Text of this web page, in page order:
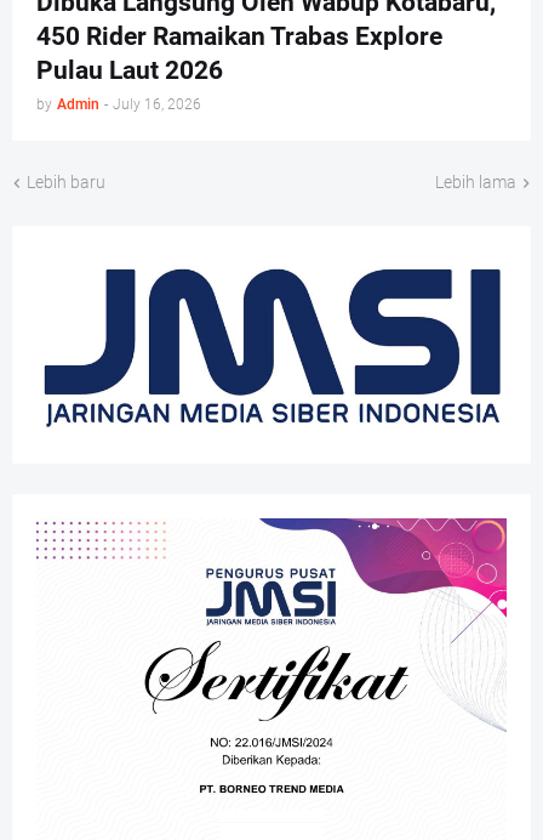
450 Rider Ramaikan Trabas Explore
Pulau Laut 2026
by Admin - July 16, 2026
Lebih baru Lebih lama